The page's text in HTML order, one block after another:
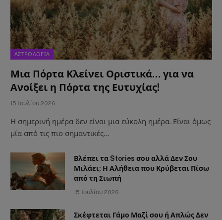
ΑΣΤΡΟΛΟΓΙΑ
Μια Πόρτα Κλείνει Οριστικά… για να
Ανοίξει η Πόρτα της Ευτυχίας!
15 Ιουλίου 2026
Η σημερινή ημέρα δεν είναι μια εύκολη ημέρα. Είναι όμως
μία από τις πιο σημαντικές…
Βλέπει τα Stories σου αλλά Δεν Σου
Μιλάει; Η Αλήθεια που Κρύβεται Πίσω
από τη Σιωπή
15 Ιουλίου 2026
Σκέφτεται Γάμο Μαζί σου ή Απλώς Δεν